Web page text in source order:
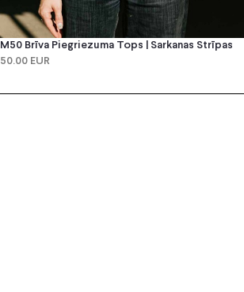
M50 Brīva Piegriezuma Tops | Sarkanas Strīpas
50.00 EUR